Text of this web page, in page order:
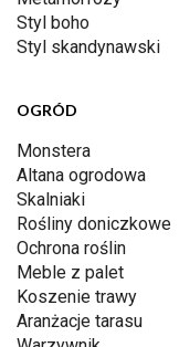
Styl boho
Styl skandynawski
OGRÓD
Monstera
Altana ogrodowa
Skalniaki
Rośliny doniczkowe
Ochrona roślin
Meble z palet
Koszenie trawy
Aranżacje tarasu